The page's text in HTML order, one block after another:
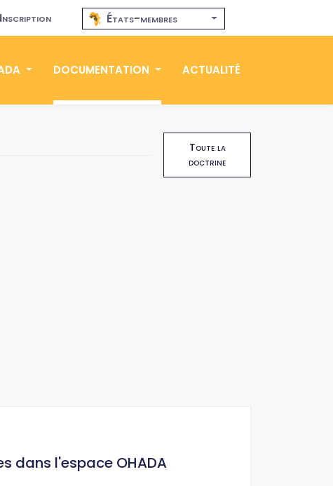
Inscription États-membres
DOCUMENTATION ACTUALITÉ
Toute la
doctrine
dans l'espace OHADA